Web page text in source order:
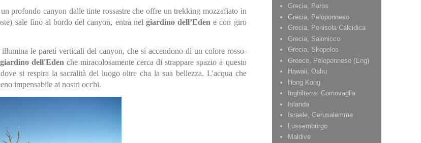
profondo canyon dalle tinte rossastre che offre un trekking mozzafiato in
sale fino al bordo del canyon, entra nel giardino dell’Eden e con giro
le pareti verticali del canyon, che si accendono di un colore rosso-
giardino dell'Eden che miracolosamente cerca di strappare spazio a questo
si respira la sacralità del luogo oltre cha la sua bellezza. L'acqua che
impensabile ai nostri occhi.
Grecia, Paros
Grecia, Peloponneso
Grecia, Penisola Calcidica
Grecia, Salonicco
Grecia, Skopelos
Greece, Peloponnese (Eng)
Hawaii, Oahu
Hong Kong
Inghilterra: Cornovaglia
Islanda
Israele, Gerusalemme
Lussemburgo
Maldive